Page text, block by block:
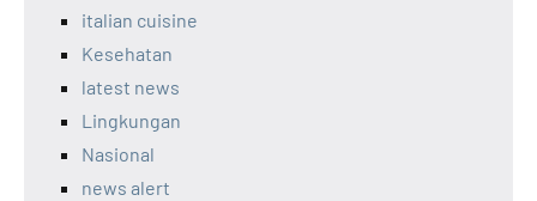
italian cuisine
Kesehatan
latest news
Lingkungan
Nasional
news alert